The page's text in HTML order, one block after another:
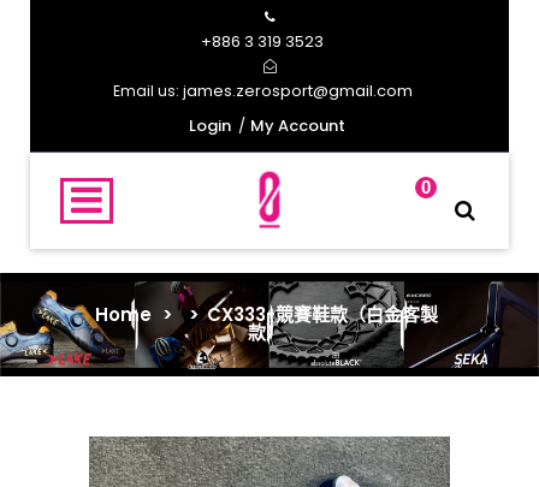
+886 3 319 3523
Email us: james.zerosport@gmail.com
Login
My Account
0
Home > >CX333-競賽鞋款（白金客製
款）